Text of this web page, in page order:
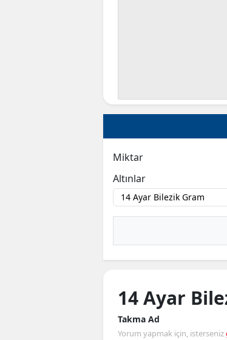
Miktar
Altınlar
14 Ayar
Takma Ad
Yorum yapmak için, isterseniz